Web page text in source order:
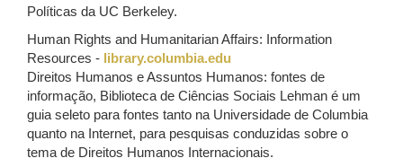
Políticas da UC Berkeley.
Human Rights and Humanitarian Affairs: Information
Resources - library.columbia.edu
Direitos Humanos e Assuntos Humanos: fontes de
informação, Biblioteca de Ciências Sociais Lehman é um
guia seleto para fontes tanto na Universidade de Columbia
quanto na Internet, para pesquisas conduzidas sobre o
tema de Direitos Humanos Internacionais.